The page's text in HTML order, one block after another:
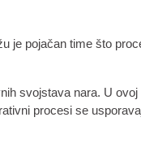
je pojačan time što
svojstava nara. U
procesi se